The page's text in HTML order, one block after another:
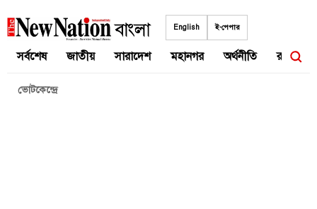
to
English ই-পেপার
সর্বশেষ জাতীয় সারাদেশ মহানগর অর্থনীতি রাজনীতি
ভোটকেন্দ্রে